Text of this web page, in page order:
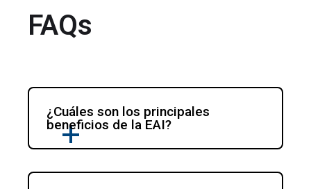
FAQs
¿Cuáles son los principales
beneficios de la EAI?